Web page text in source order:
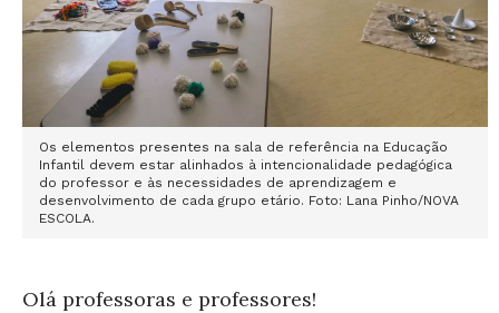
Os elementos presentes na sala de referência na Educação
Infantil devem estar alinhados à intencionalidade pedagógica
do professor e às necessidades de aprendizagem e
desenvolvimento de cada grupo etário. Foto: Lana Pinho/NOVA
ESCOLA.
Olá professoras e professores!